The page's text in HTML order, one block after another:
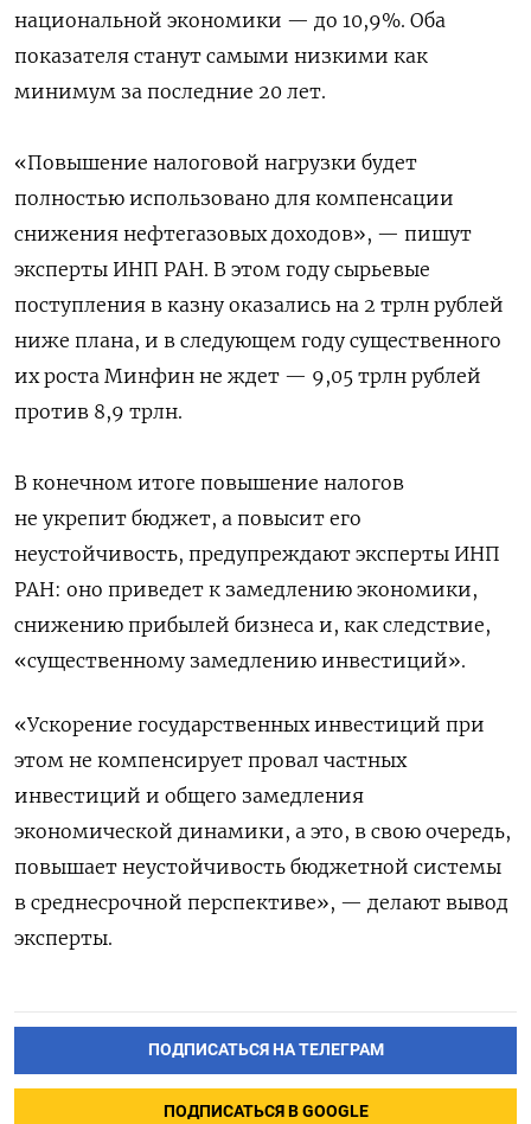
национальной экономики — до 10,9%. Оба
показателя станут самыми низкими как
минимум за последние 20 лет.
«Повышение налоговой нагрузки будет
полностью использовано для компенсации
снижения нефтегазовых доходов», — пишут
эксперты ИНП РАН. В этом году сырьевые
поступления в казну оказались на 2 трлн рублей
ниже плана, и в следующем году существенного
их роста Минфин не ждет — 9,05 трлн рублей
против 8,9 трлн.
В конечном итоге повышение налогов
не укрепит бюджет, а повысит его
неустойчивость, предупреждают эксперты ИНП
РАН: оно приведет к замедлению экономики,
снижению прибылей бизнеса и, как следствие,
«существенному замедлению инвестиций».
«Ускорение государственных инвестиций при
этом не компенсирует провал частных
инвестиций и общего замедления
экономической динамики, а это, в свою очередь,
повышает неустойчивость бюджетной системы
в среднесрочной перспективе», — делают вывод
эксперты.
ПОДПИСАТЬСЯ НА ТЕЛЕГРАМ
ПОДПИСАТЬСЯ В GOOGLE